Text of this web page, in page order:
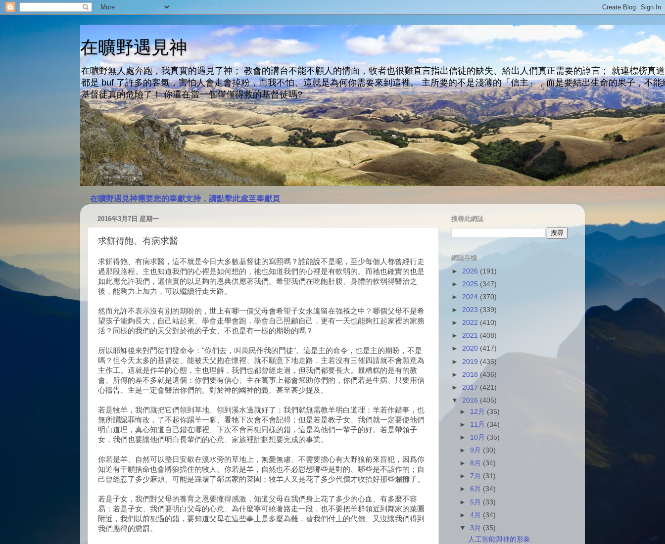
在曠野遇見神
在曠野無人處奔跑，我真實的遇見了神； 教會的講台不能不顧人的情面，牧者也很難直言指出信徒的缺失、給出人們真正需要的諍言； 就連標榜真
都是 buf 了許多的客氣，害怕人會走會掉粉，而我不怕、這就是為何你需要來到這裡。 主所要的不是淺薄的「信主」，而是要結出生命的果子，不能
基督徒真的危險了！ 你還在當一個僅僅得救的基督徒嗎?
在曠野遇見神需要您的奉獻支持，請點擊此處至奉獻頁
2016年3月7日 星期一
求餅得飽、有病求醫
求餅得飽、有病求醫，這不就是今日大多數基督徒的寫照嗎？誰能說不是呢，至少每個人都曾經行走
過那段路程。主也知道我們的心裡是如何想的，祂也知道我們的心裡是有軟弱的。而祂也確實的也是
如此應允許我們，還信實的以足夠的恩典供應著我們。希望我們在吃飽肚腹、身體的軟弱得醫治之
後，能夠力上加力，可以繼續行走天路。
然而允許不表示沒有別的期盼的，世上有哪一個父母會希望子女永遠留在強褓之中？哪個父母不是希
望孩子能夠長大，自己站起來、學會走學會跑，學會自己照顧自己，更有一天也能夠扛起家裡的家務
活？同樣的我們的天父對於祂的子女、不也是有一樣的期盼的嗎？
所以耶穌後來對門徒們發命令："你們去，叫萬民作我的門徒"。這是主的命令，也是主的期盼，不是
嗎？但今天太多的基督徒、能被天父抱在懷裡、就不願意下地走路，主若沒有三催四請就不會願意為
主作工。這就是作羊的心態，主也理解，我們也都曾經走過，但我們都要長大。最糟糕的是有的教
會、所傳的差不多就是這個：你們要有信心、主在萬事上都會幫助你們的，你們若是生病、只要用信
心禱告、主是一定會醫治你們的。對於神的國神的義、甚至甚少提及。
若是牧羊，我們就把它們領到草地、領到溪水邊就好了；我們就無需教羊明白道理；羊若作錯事，也
無所謂認罪悔改，了不起你踢羊一腳、看牠下次會不會記得；但是若是教子女、我們就一定要使他們
明白道理，真心知道自己錯在哪裡、下次不會再犯同樣的錯，這是為他們一輩子的好。若是帶領子
女，我們也要讓他們明白長輩們的心意、家族裡計劃想要完成的事業。
你若是羊、自然可以整日安歇在溪水旁的草地上，無憂無慮、不需要擔心有大野狼前來冒犯，因爲你
知道有干願捨命也會將狼擋住的牧人。你若是羊，自然也不必思想哪些是對的、哪些是不該作的；自
己曾經惹了多少麻煩、可能是踩壞了鄰居家的菜園；牧羊人又是花了多少代價才收拾好那些爛攤子。
若是子女，我們對父母的養育之恩要懂得感激，知道父母在我們身上花了多少的心血、有多麼不容
易；若是子女、我們要明白父母的心意、為什麼寧可繞著路走一段，也不要把羊群領近到鄰家的菜圃
附近，我們以前犯過的錯，要知道父母在這些事上是多麼為難，替我們付上的代價、又沒讓我們得到
我們應得的懲罰。
搜尋此網誌
網誌存檔
► 2026 (191)
► 2025 (347)
► 2024 (370)
► 2023 (339)
► 2022 (410)
► 2021 (408)
► 2020 (417)
► 2019 (435)
► 2018 (436)
► 2017 (421)
▼ 2016 (405)
► 12月 (35)
► 11月 (34)
► 10月 (35)
►9月 (30)
►8月 (34)
►7月 (31)
►6月 (34)
► 5月 (33)
►4月 (34)
▼3月 (35)
人工智能與神的形象